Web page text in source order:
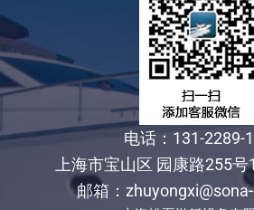
电话：131-2289-
上海市宝山区 园康路255
邮箱：